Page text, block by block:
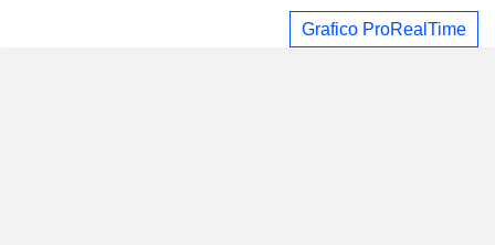
Grafico ProRealTime